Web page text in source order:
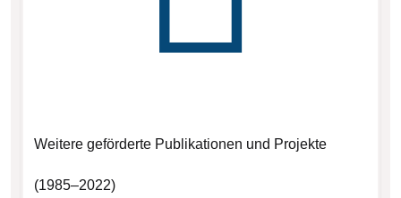
Weitere geförderte Publikationen und Projekte
(1985–2022)